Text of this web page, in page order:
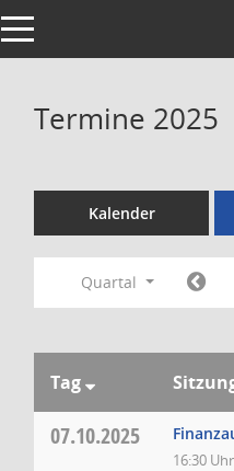
Toggle navigation
Termine 2025
Kalender
Quartal
Tag
07.10.2025
16:30 Uhr